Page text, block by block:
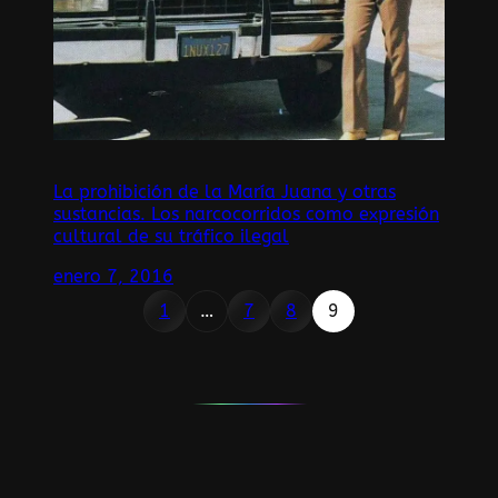
La prohibición de la María Juana y otras
sustancias. Los narcocorridos como expresión
cultural de su tráfico ilegal
enero 7, 2016
1
… 7 8 9